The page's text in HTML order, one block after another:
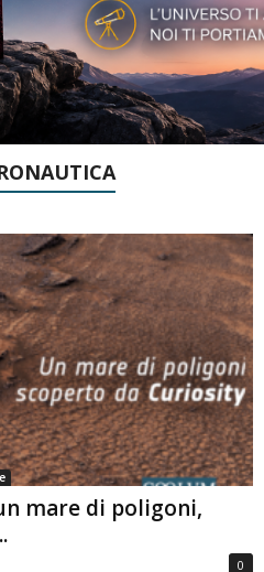
mare di poligoni,
0